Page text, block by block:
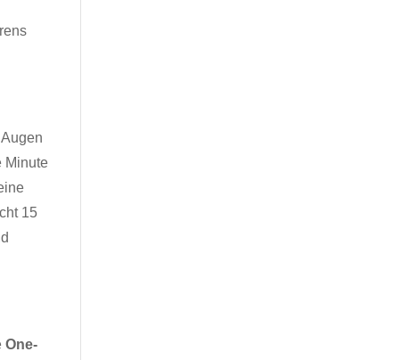
Minute
15
One-